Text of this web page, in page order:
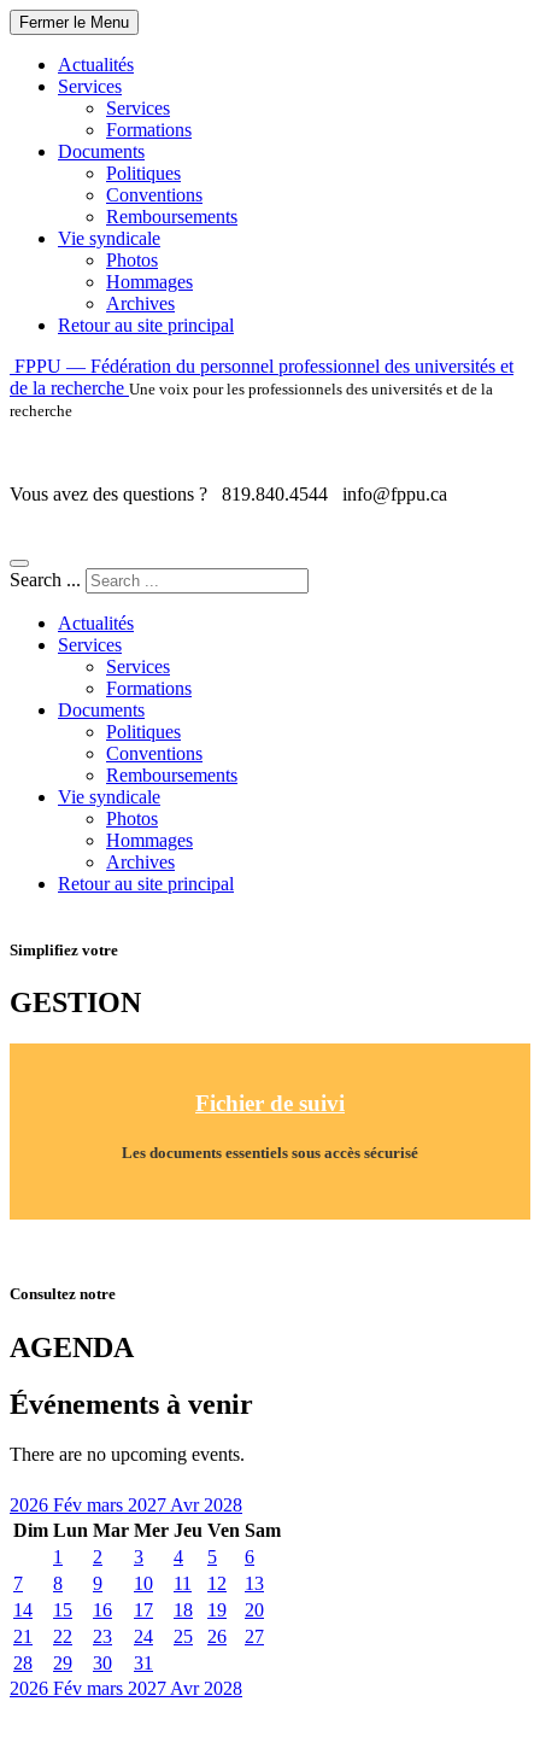
Fermer le Menu
Actualités
Services
Services
Formations
Documents
Politiques
Conventions
Remboursements
Vie syndicale
Photos
Hommages
Archives
Retour au site principal
Skip
to
content
FPPU — Fédération du personnel professionnel des universités et
de la recherche Une voix pour les professionnels des universités et de la
recherche
Vous avez des questions ? 819.840.4544 info@fppu.ca
Search ...
Actualités
Services
Services
Formations
Documents
Politiques
Conventions
Remboursements
Vie syndicale
Photos
Hommages
Archives
Retour au site principal
Simplifiez votre
GESTION
Fichier de suivi
Les documents essentiels sous accès sécurisé
Consultez notre
AGENDA
Événements à venir
There are no upcoming events.
2026 Fév mars 2027Avr2028
Dim Lun Mar Mer Jeu Ven Sam
1
2 3 4 5
6
7
8 9 10 11 12
13
14
15 16 17 18 19
20
21
22 23 24 25 26
27
28
29 30
31
2026 Fév mars 2027Avr2028